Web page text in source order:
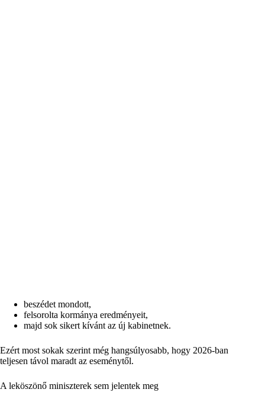
beszédet mondott,
felsorolta kormánya eredményeit,
majd sok sikert kívánt az új kabinetnek.
Ezért most sokak szerint még hangsúlyosabb, hogy 2026-ban
teljesen távol maradt az eseménytől.
A leköszönő miniszterek sem jelentek meg